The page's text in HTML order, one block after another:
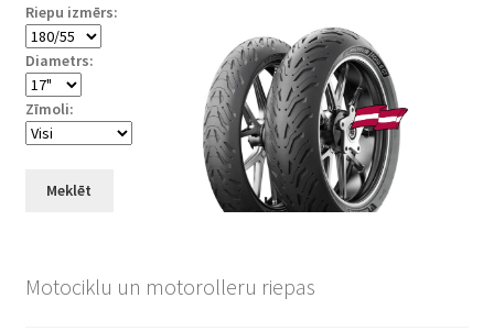
Riepu izmērs:
Diametrs:
Zīmoli:
Meklēt
Motociklu un motorolleru riepas